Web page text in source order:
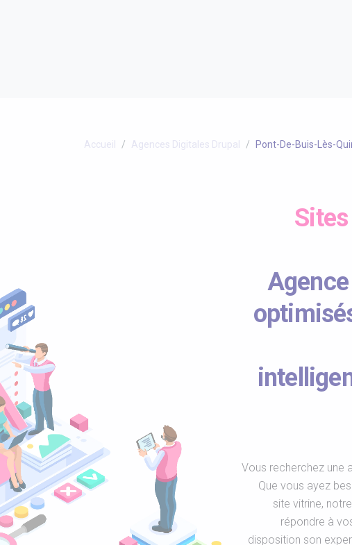
Accueil Agences Digitales Drupal Pont-De-Buis-Lès-
Vous recherchez une
Que vous ayez
site vitrine,
répondre à
disposition son